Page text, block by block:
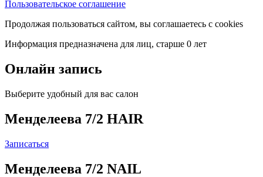
Пользовательское соглашение
Продолжая пользоваться сайтом, вы соглашаетесь с cookies
Информация предназначена для лиц, старше 0 лет
Онлайн запись
Выберите удобный для вас салон
Менделеева 7/2 HAIR
Записаться
Менделеева 7/2 NAIL